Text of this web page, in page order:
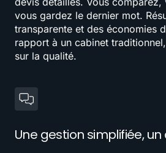
vous gardez le dernier mot.
transparente et des économies
rapport à un cabinet
sur la qualité.
Une gestion simplifiée,